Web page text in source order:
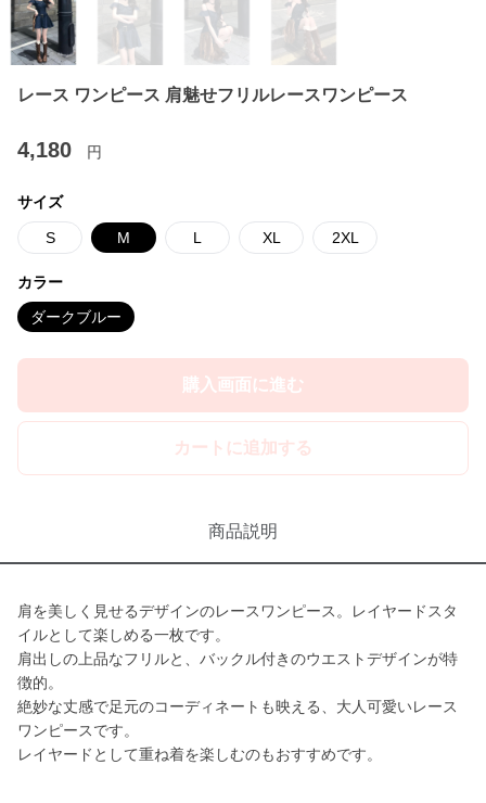
レース ワンピース 肩魅せフリルレースワンピース
4,180 円
サイズ
S M L XL 2XL
カラー
ダークブルー
購入画面に進む
カートに追加する
商品説明
肩を美しく見せるデザインのレースワンピース。レイヤードスタ
イルとして楽しめる一枚です。
肩出しの上品なフリルと、バックル付きのウエストデザインが特
徴的。
絶妙な丈感で足元のコーディネートも映える、大人可愛いレース
ワンピースです。
レイヤードとして重ね着を楽しむのもおすすめです。